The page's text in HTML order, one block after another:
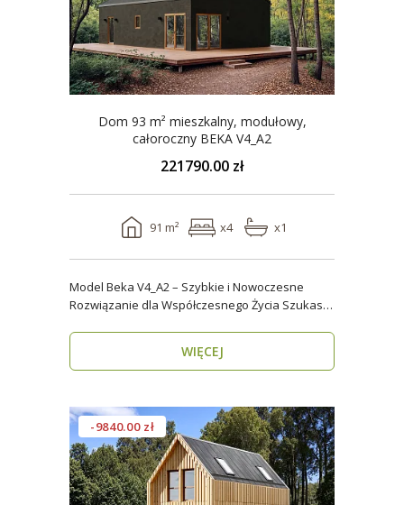
Dom 93 m² mieszkalny, modułowy,
całoroczny BEKA V4_A2
221790.00 zł
91 m² x4 x1
Model Beka V4_A2 – Szybkie i Nowoczesne
Rozwiązanie dla Współczesnego Życia Szukasz
WIĘCEJ
-9840.00 zł